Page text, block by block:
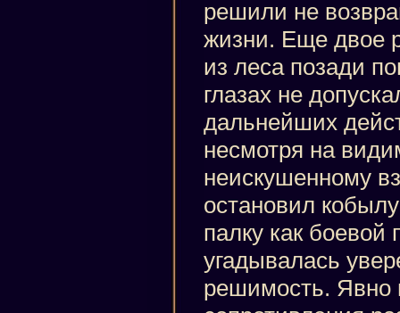
решили не
жизни. Еще двое
из леса позади
глазах не
дальнейших
несмотря на
неискушенному
остановил
палку как боевой
угадывалась
решимость. Явно